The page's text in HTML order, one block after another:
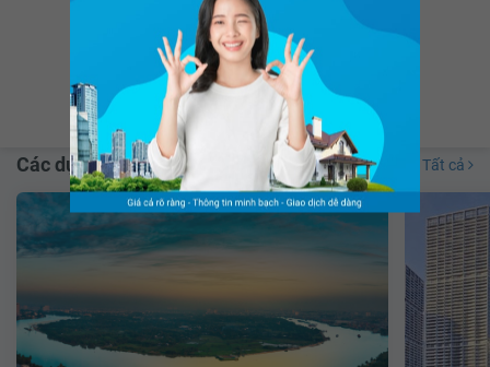
8.675 thảo luận của Cư dân
trên cộng đồng cư dân
Các dự án lân cận Tất cả